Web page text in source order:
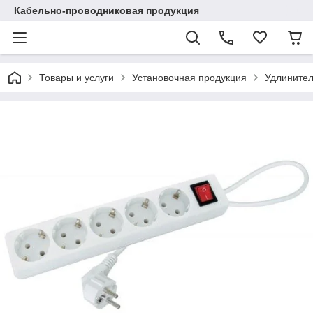
Кабельно-проводниковая продукция
Товары и услуги Установочная продукция